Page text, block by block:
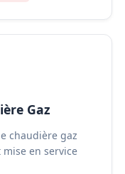
Gaz
chaudière gaz
en service